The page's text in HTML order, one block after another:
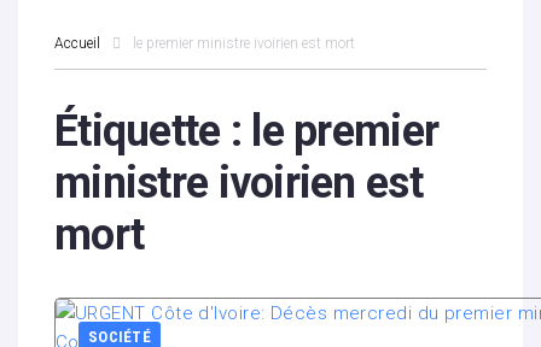
Accueil le premier ministre ivoirien est mort
Étiquette : le premier
ministre ivoirien est
mort
SOCIÉTÉ